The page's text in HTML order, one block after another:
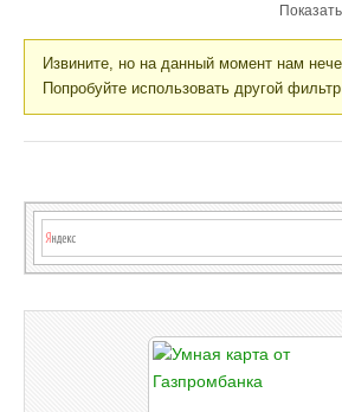
Извините, но на данный момент нам
Попробуйте использовать другой